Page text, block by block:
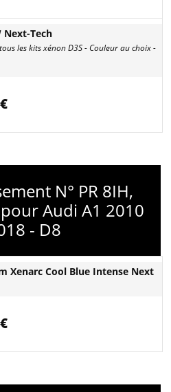
Next-Tech
les kits xénon D3S - Couleur au choix -
N° PR 8IH,
Audi A1 2010
- D8
Xenarc Cool Blue Intense Next